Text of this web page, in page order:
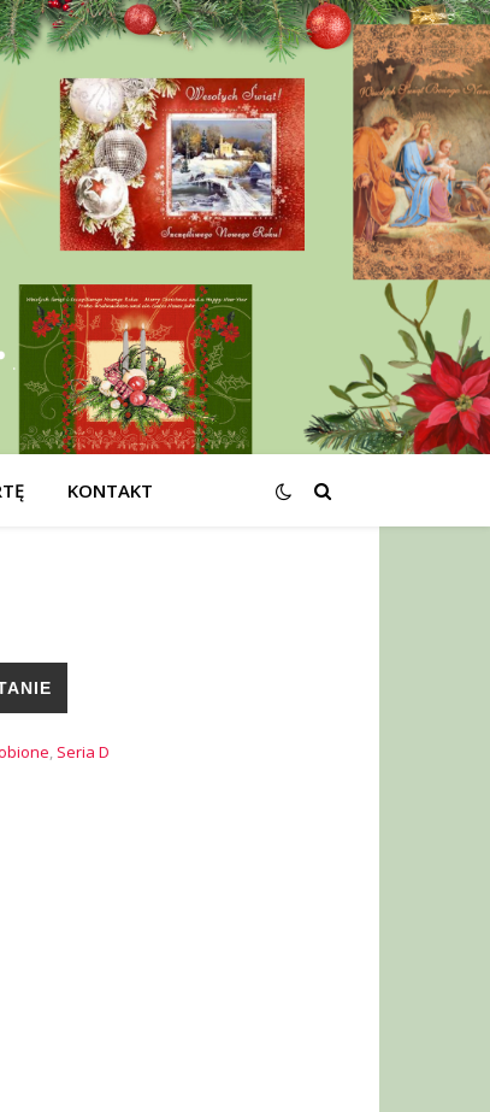
KONTAKT
, Seria D